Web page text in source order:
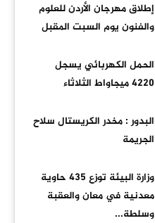
إطلاق مهرجان الأردن للعلوم
والفنون يوم السبت المقبل
الحمل الكهربائي يسجل
4220 ميجاواط الثلاثاء
البدور : مخدر الكريستال سلاح
الجريمة
وزارة البيئة توزع 435 حاوية
معدنية في معان والعقبة
وسلطة...